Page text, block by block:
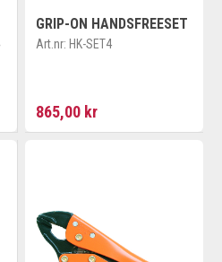
GRIP-ON HANDSFREESET
Art.nr: HK-SET4
865,00 kr